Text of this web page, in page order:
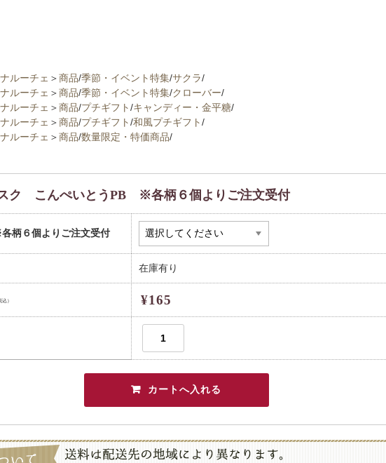
ルーチェ ＞商品/季節・イベント特集/サクラ/
ルーチェ ＞商品/季節・イベント特集/クローバー/
ルーチェ ＞商品/プチギフト/キャンディー・金平糖/
ルーチェ ＞商品/プチギフト/和風プチギフト/
ルーチェ ＞商品/数量限定・特価商品/
ク こんぺいとうPB ※各柄６個よりご注文受付
柄６個よりご注文受付
在庫有り
込） ¥165